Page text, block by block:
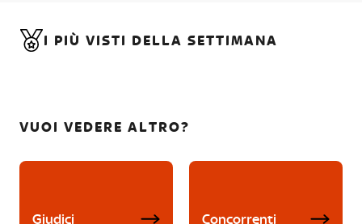
I PIÙ VISTI DELLA SETTIMANA
VUOI VEDERE ALTRO?
Giudici Concorrenti